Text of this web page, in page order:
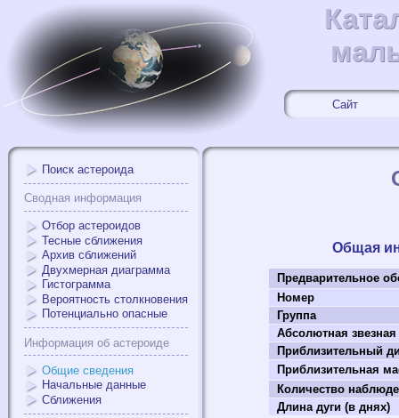
Сайт
Поиск астероида
Сводная информация
Отбор астероидов
Тесные сближения
Архив сближений
Двухмерная диаграмма
Гистограмма
Вероятность столкновения
Потенциально опасные
Информация об астероиде
Общие сведения
Начальные данные
Сближения
Общая
Предварительное
Номер
Группа
Абсолютная
Приблизительный
Приблизительная
Количество
Длина дуги (в днях)